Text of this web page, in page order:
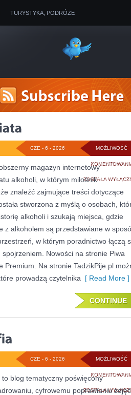
TURYSTYKA, PODRÓŻE
MOŻLIWOŚĆ
ZOSTAŁA
CZE - 6 - 2026
magazyn internetowy
alkoholi, w którym miłośnik
znaleźć zajmujące treści dotyczące
stworzona z myślą o osobach,
alkoholi i szukają miejsca, gdzie
z alkoholem są przedstawiane w
w którym poradnictwo łączą
Nowości na stronie Piwa
Premium. Na stronie TadzikPije.pl
prowadzą czytelnika [ Read More ]
CONTINUE
MOŻLIWOŚĆ
ZOSTAŁA
CZE - 6 - 2026
to blog tematyczny poświęcony
cyfrowemu poprawianiu zdjęć